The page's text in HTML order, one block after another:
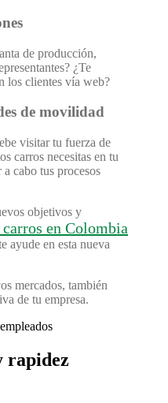
de producción,
¿Te
los clientes vía web?
de movilidad
visitar tu fuerza de
carros necesitas en tu
cabo tus procesos
objetivos y
en Colombia
ayude en esta nueva
mercados, también
de tu empresa.
rapidez